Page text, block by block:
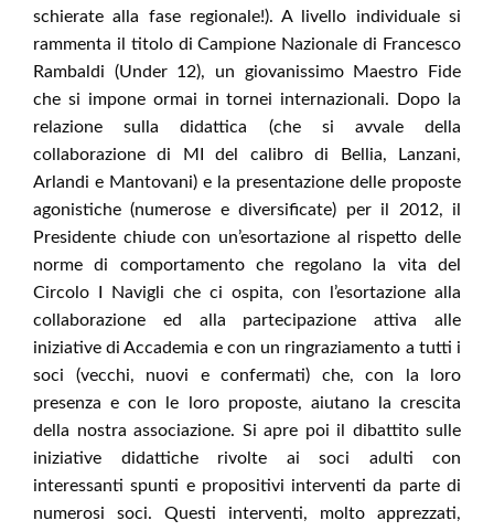
schierate alla fase regionale!). A livello individuale si
rammenta il titolo di Campione Nazionale di Francesco
Rambaldi (Under 12), un giovanissimo Maestro Fide
che si impone ormai in tornei internazionali. Dopo la
relazione sulla didattica (che si avvale della
collaborazione di MI del calibro di Bellia, Lanzani,
Arlandi e Mantovani) e la presentazione delle proposte
agonistiche (numerose e diversificate) per il 2012, il
Presidente chiude con un’esortazione al rispetto delle
norme di comportamento che regolano la vita del
Circolo I Navigli che ci ospita, con l’esortazione alla
collaborazione ed alla partecipazione attiva alle
iniziative di Accademia e con un ringraziamento a tutti i
soci (vecchi, nuovi e confermati) che, con la loro
presenza e con le loro proposte, aiutano la crescita
della nostra associazione. Si apre poi il dibattito sulle
iniziative didattiche rivolte ai soci adulti con
interessanti spunti e propositivi interventi da parte di
numerosi soci. Questi interventi, molto apprezzati,